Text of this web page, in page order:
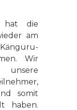
hat die
am
Wir
somit
haben.